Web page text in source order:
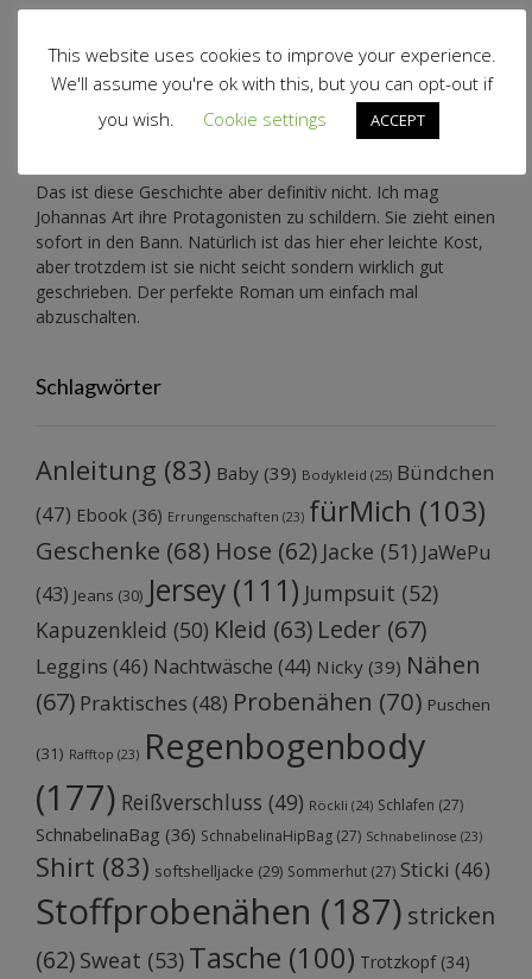
“Nebelsphäre”-Reihe
geradezu verschlungen.
Zuerst war ich etwas skeptisch, da das hier keine Fantasy
ist und ich eigentlich keine Lust auf einen 0 8 15 –
Das ist diese Geschichte aber definitiv nicht. Ich mag
Johannas Art ihre Protagonisten zu schildern. Sie zieht einen
sofort in den Bann. Natürlich ist das hier eher leichte Kost,
aber trotzdem ist sie nicht seicht sondern wirklich gut
geschrieben. Der perfekte Roman um einfach mal
abzuschalten.
Schlagwörter
Anleitung (83) Baby (39) Bodykleid (25) Bündchen
(47) Ebook (36) Errungenschaften (23) fürMich (103)
Geschenke (68) Hose (62) Jacke (51) JaWePu
(43) Jeans (30) Jersey (111) Jumpsuit (52)
Kapuzenkleid (50) Kleid (63) Leder (67)
Leggins (46) Nachtwäsche (44) Nicky (39) Nähen
(67) Praktisches (48) Probenähen (70) Puschen
(31) Rafftop (23) Regenbogenbody
(177) Reißverschluss (49) Röckli (24) Schlafen (27)
SchnabelinaBag (36) SchnabelinaHipBag (27) Schnabelinose (23)
Shirt (83) softshelljacke (29) Sommerhut (27) Sticki (46)
Stoffprobenähen (187) stricken
(62) Sweat (53) Tasche (100) Trotzkopf(34)
This website uses cookies to improve your experience.
We'll assume you're ok with this, but you can opt-out if
you wish.
Cookie settings ACCEPT